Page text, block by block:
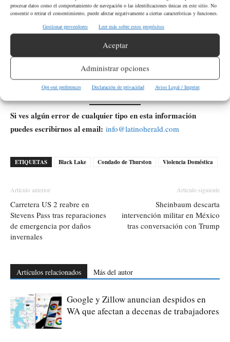
procesar datos como el comportamiento de navegación o las identificaciones únicas en este sitio. No
consentir o retirar el consentimiento, puede afectar negativamente a ciertas características y funciones.
Gestionar proveedores
Leer más sobre estos propósitos
Aceptar
Administrar opciones
Opt-out preferences Declaración de privacidad Aviso Legal / Imprint
tendrían que sacarlo a rastras y luego se entregó a los agentes.
¿Dónde se puede encontrar información
oficial del sheriff del condado Thurston?
La oficina de información se encuentra en el portal del condado
y comparte comunicados en sus canales oficiales.
Si ves algún error de cualquier tipo en esta información
puedes escribirnos al email: info@latinoherald.com
ETIQUETAS Black Lake Condado de Thurston Violencia Doméstica
Artículo anterior
Carretera US 2 reabre en
Stevens Pass tras reparaciones
de emergencia por daños
invernales
Artículo siguiente
Sheinbaum descarta
intervención militar en México
tras conversación con Trump
Artículos relacionados Más del autor
Google y Zillow anuncian despidos en
WA que afectan a decenas de trabajadores